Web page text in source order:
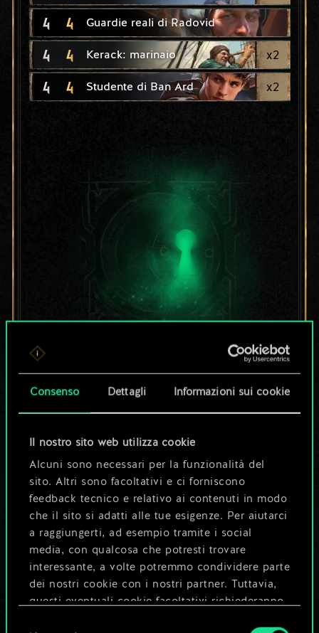
Consenso Dettagli Informazioni sui cookie
Il nostro sito web utilizza cookie
Alcuni sono necessari per la funzionalità del
sito. Altri sono facoltativi e ci forniscono
feedback tecnico e relativo ai contenuti in modo
che il sito si adatti alle tue esigenze. Per aiutarci
a raggiungerti, ad esempio tramite i social
media, con qualcosa che potresti trovare
interessante, a volte potremmo condividere parte
dei nostri cookie con i nostri partner. Tuttavia,
questi eventuali cookie facoltativi richiederanno
4 4 Guardie reali di Radovid
4 4 Kerack: marinaio x2
4 4 Studente di Ban Ard x2
Per ora, è solo un
set di carte
Ma può diventare
molto altro!
guida
Modifica mazzo